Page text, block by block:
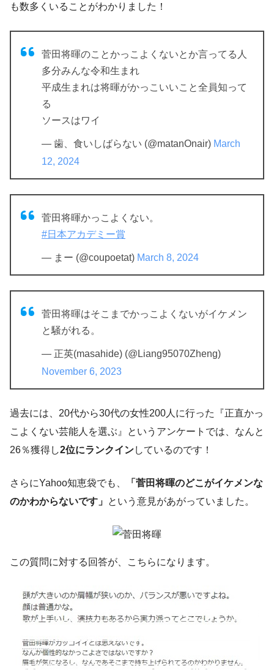
も数多くいることがわかりました！
菅田将暉のことかっこよくないとか言ってる人
多分みんな令和生まれ
平成生まれは将暉がかっこいいこと全員知って
る
ソースはワイ
— 歯、食いしばらない (@matanOnair) March
12, 2024
菅田将暉かっこよくない。
#日本アカデミー賞
— まー (@coupoetat) March 8, 2024
菅田将暉はそこまでかっこよくないがイケメン
と騒がれる。
— 正英(masahide) (@Liang95070Zheng)
November 6, 2023
過去には、20代から30代の女性200人に行った『正直かっ
こよくない芸能人を選ぶ』というアンケートでは、なんと
26％獲得し2位にランクインしているのです！
さらにYahoo知恵袋でも、
「菅田将暉のどこがイケメンな
のかわからないです」 という意見があがっていました。
この質問に対する回答が、こちらになります。